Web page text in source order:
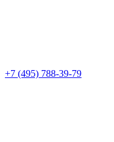
+7 (495) 788-39-79